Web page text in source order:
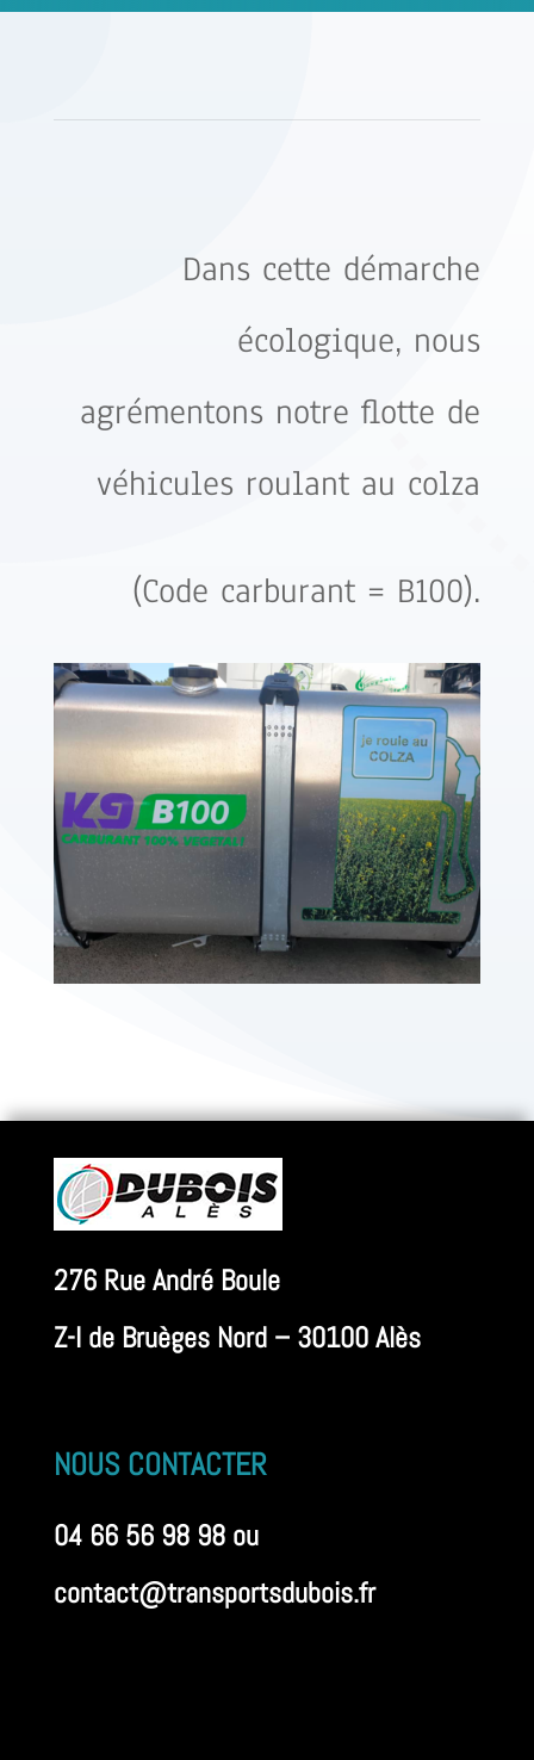
Dans cette démarche
écologique, nous
agrémentons notre flotte de
véhicules roulant au colza
(Code carburant = B100).
276 Rue André Boule
Z-I de Bruèges Nord – 30100 Alès
NOUS CONTACTER
04 66 56 98 98 ou
contact@transportsdubois.fr